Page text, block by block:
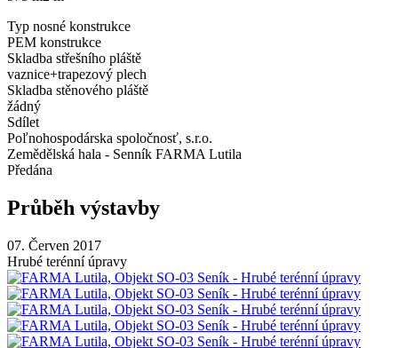
Typ nosné konstrukce
PEM konstrukce
Skladba střešního pláště
vaznice+trapezový plech
Skladba stěnového pláště
žádný
Sdílet
Poľnohospodárska spoločnosť, s.r.o.
Zemědělská hala - Senník FARMA Lutila
Předána
Průběh výstavby
07. Červen 2017
Hrubé terénní úpravy